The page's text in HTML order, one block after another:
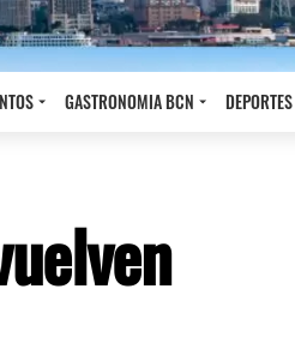
GASTRONOMIA BCN DEPORTES